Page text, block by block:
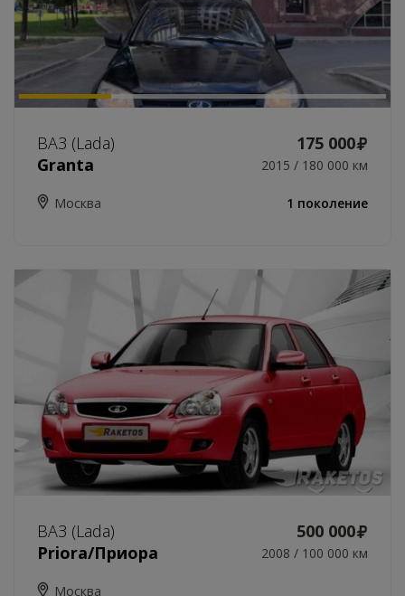
ВАЗ (Lada)
175 000
Granta
2015 / 180 000 км
Москва 1 поколение
ВАЗ (Lada)
500 000
Priora/Приора
2008 / 100 000 км
Москва